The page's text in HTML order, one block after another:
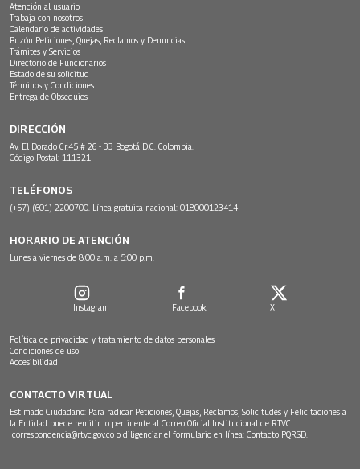
Atención al usuario
Trabaja con nosotros
Calendario de actividades
Buzón Peticiones, Quejas, Reclamos y Denuncias
Trámites y Servicios
Directorio de Funcionarios
Estado de su solicitud
Términos y Condiciones
Entrega de Obsequios
DIRECCIÓN
Av. El Dorado Cr.45 # 26 - 33 Bogotá D.C. Colombia.
Código Postal: 111321
TELÉFONOS
(+57) (601) 2200700. Línea gratuita nacional: 018000123414
HORARIO DE ATENCIÓN
Lunes a viernes de 8:00 a.m. a 5:00 p.m.
Instagram Facebook X
Política de privacidad y tratamiento de datos personales
Condiciones de uso
Accesibilidad
CONTACTO VIRTUAL
Estimado Ciudadano: Para radicar Peticiones, Quejas, Reclamos, Solicitudes y Felicitaciones a
la Entidad puede remitir lo pertinente al Correo Oficial Institucional de RTVC
correspondencia@rtvc.gov.co o diligenciar el formulario en línea: Contacto PQRSD.